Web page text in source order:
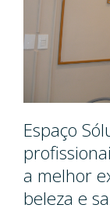
Espaço
a melhor
beleza e